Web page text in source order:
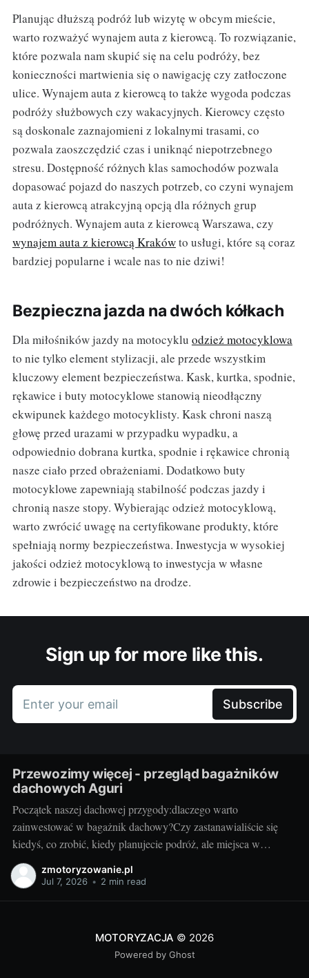
Planując dłuższą podróż lub wizytę w obcym mieście,
warto rozważyć wynajem auta z kierowcą. To rozwiązanie,
które pozwala nam skupić się na celu podróży, bez
konieczności martwienia się o nawigację czy zatłoczone
ulice. Wynajem auta z kierowcą to także wygoda podczas
podróży służbowych czy wakacyjnych. Kierowcy często
są doskonale zaznajomieni z lokalnymi trasami, co
pozwala zaoszczędzić czas i uniknąć niepotrzebnego
stresu. Dostępność różnych klas samochodów pozwala
dopasować pojazd do naszych potrzeb, co czyni wynajem
auta z kierowcą atrakcyjną opcją dla różnych grup
podróżnych. Wynajem auta z kierowcą Warszawa, czy
wynajem auta z kierowcą Krakówto usługi, które są coraz
bardziej popularne i wcale nas to nie dziwi!
Bezpieczna jazda na dwóch kółkach
Dla miłośników jazdy na motocyklu odzież motocyklowa
to nie tylko element stylizacji, ale przede wszystkim
kluczowy element bezpieczeństwa. Kask, kurtka, spodnie,
rękawice i buty motocyklowe stanowią nieodłączny
ekwipunek każdego motocyklisty. Kask chroni naszą
głowę przed urazami w przypadku wypadku, a
odpowiednio dobrana kurtka, spodnie i rękawice chronią
nasze ciało przed obrażeniami. Dodatkowo buty
motocyklowe zapewniają stabilność podczas jazdy i
chronią nasze stopy. Wybierając odzież motocyklową,
warto zwrócić uwagę na certyfikowane produkty, które
spełniają normy bezpieczeństwa. Inwestycja w wysokiej
jakości odzież motocyklową to inwestycja w własne
zdrowie i bezpieczeństwo na drodze.
Sign up for more like this.
Enter your email Subscribe
Przewozimy więcej - przegląd bagażników
dachowych Aguri
Początek naszej dachowej przygody:dlaczego warto
zainwestować w bagażnik dachowy?Czy zastanawialiście się
kiedyś, co zrobić, kiedy planujecie podróż, ale miejsca w
bagażniku samochodowym zaczyna brakować? Rozwiązaniem
może być bagażnik dachowy! To praktyczny dodatek do
zmotoryzowanie.pl
Jul 7, 2026 • 2 min read
MOTORYZACJA © 2026
Powered by Ghost